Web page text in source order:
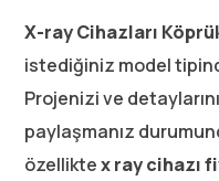
X-ray Cihazları
istediğiniz model
Projenizi ve
paylaşmanız
özelliktex ray cihazı